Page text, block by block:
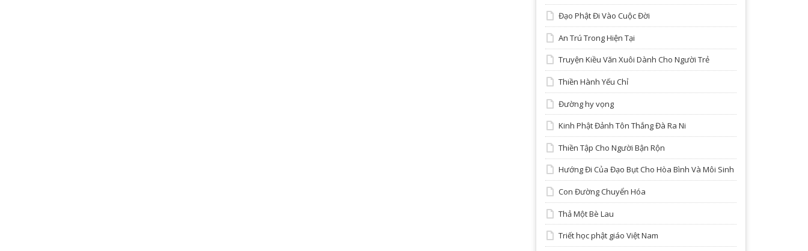
Đạo Phật Đi Vào Cuộc Đời
An Trú Trong Hiện Tại
Truyện Kiều Văn Xuôi Dành Cho Người Trẻ
Thiền Hành Yếu Chỉ
Đường hy vọng
Kinh Phật Đảnh Tôn Thắng Đà Ra Ni
Thiền Tập Cho Người Bận Rộn
Hướng Đi Của Đạo Bụt Cho Hòa Bình Và Môi Sinh
Con Đường Chuyển Hóa
Thả Một Bè Lau
Triết học phật giáo Việt Nam